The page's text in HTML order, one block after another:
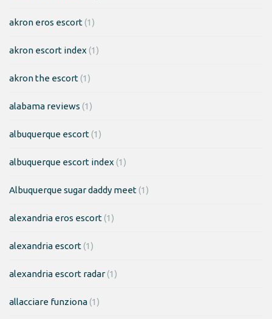
akron eros escort(1)
akron escort index (1)
akron the escort(1)
alabama reviews (1)
albuquerque escort(1)
albuquerque escort index (1)
Albuquerque sugar daddy meet(1)
alexandria eros escort(1)
alexandria escort(1)
alexandria escort radar(1)
allacciare funziona(1)